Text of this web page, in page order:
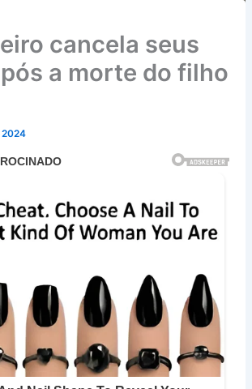
cancela seus
a morte do filho
2024